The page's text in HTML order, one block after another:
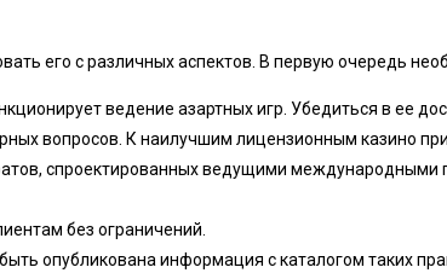
его с различных аспектов. В первую очередь
ведение азартных игр. Убедиться в ее
вопросов. К наилучшим лицензионным казино
спроектированных ведущими международными
без ограничений.
опубликована информация с каталогом таких